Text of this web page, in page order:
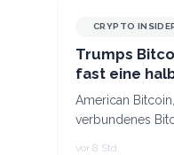
CRYPTO
Trumps
fast eine
American
verbundenes
vor 8 Std.